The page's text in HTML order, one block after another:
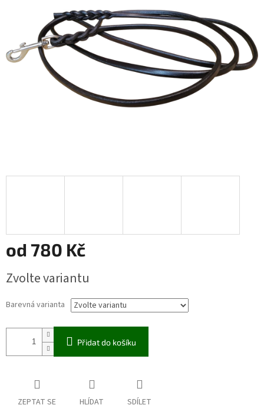
hvězdiček.
od 780 Kč
cena:
Zvolte variantu
Barevná varianta
Přidat do košíku
ZEPTAT SE HLÍDAT SDÍLET